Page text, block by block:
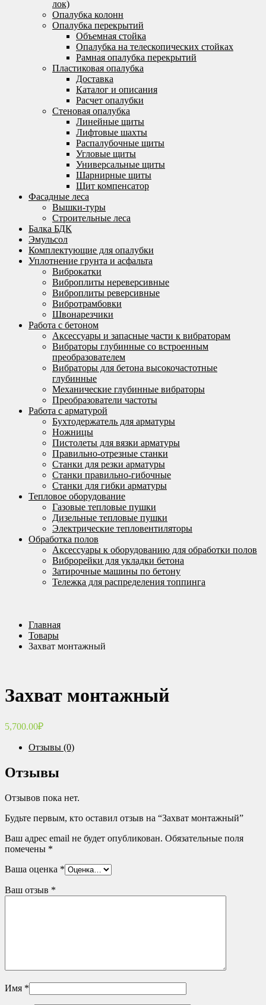
лок)
Опалубка колонн
Опалубка перекрытий
Объемная стойка
Опалубка на телескопических стойках
Рамная опалубка перекрытий
Пластиковая опалубка
Доставка
Каталог и описания
Расчет опалубки
Стеновая опалубка
Линейные щиты
Лифтовые шахты
Распалубочные щиты
Угловые щиты
Универсальные щиты
Шарнирные щиты
Щит компенсатор
Фасадные леса
Вышки-туры
Строительные леса
Балка БДК
Эмульсол
Комплектующие для опалубки
Уплотнение грунта и асфальта
Виброкатки
Виброплиты нереверсивные
Виброплиты реверсивные
Вибротрамбовки
Швонарезчики
Работа с бетоном
Аксессуары и запасные части к вибраторам
Вибраторы глубинные со встроенным
преобразователем
Вибраторы для бетона высокочастотные
глубинные
Механические глубинные вибраторы
Преобразователи частоты
Работа с арматурой
Бухтодержатель для арматуры
Ножницы
Пистолеты для вязки арматуры
Правильно-отрезные станки
Станки для резки арматуры
Станки правильно-гибочные
Станки для гибки арматуры
Тепловое оборудование
Газовые тепловые пушки
Дизельные тепловые пушки
Электрические тепловентиляторы
Обработка полов
Аксессуары к оборудованию для обработки полов
Виброрейки для укладки бетона
Затирочные машины по бетону
Тележка для распределения топпинга
Главная
Товары
Захват монтажный
Захват монтажный
5,700.00₽
Отзывы (0)
Отзывы
Отзывов пока нет.
Будьте первым, кто оставил отзыв на “Захват монтажный”
Ваш адрес email не будет опубликован. Обязательные поля
помечены *
Ваша оценка *
Ваш отзыв *
Имя *